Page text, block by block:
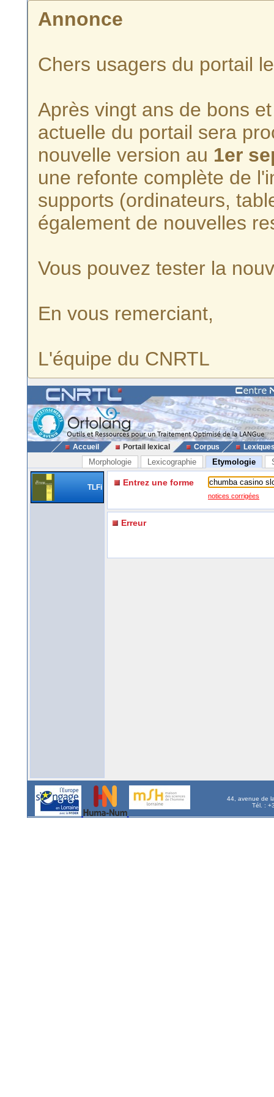
Annonce
Chers usagers du portail
Après vingt ans de bons
actuelle du portail sera
nouvelle version au 1er
une refonte complète de
supports (ordinateurs,
également de nouvelles
Vous pouvez tester la
En vous remerciant,
L'équipe du CNRTL
Accueil Portail lexical Corpus
Morphologie Lexicographie Etymologie
TLFi Entrez une forme
notices corrigées
Erreur
44, avenue de
Tél. :